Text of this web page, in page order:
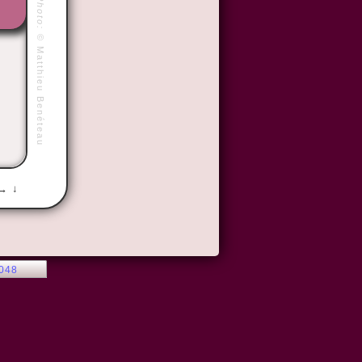
Photo:
©
Matthieu Benéteau
↓